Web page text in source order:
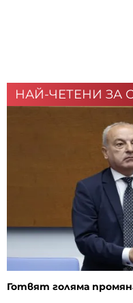
НАЙ-ЧЕТЕНИ ЗА
Готвят голяма